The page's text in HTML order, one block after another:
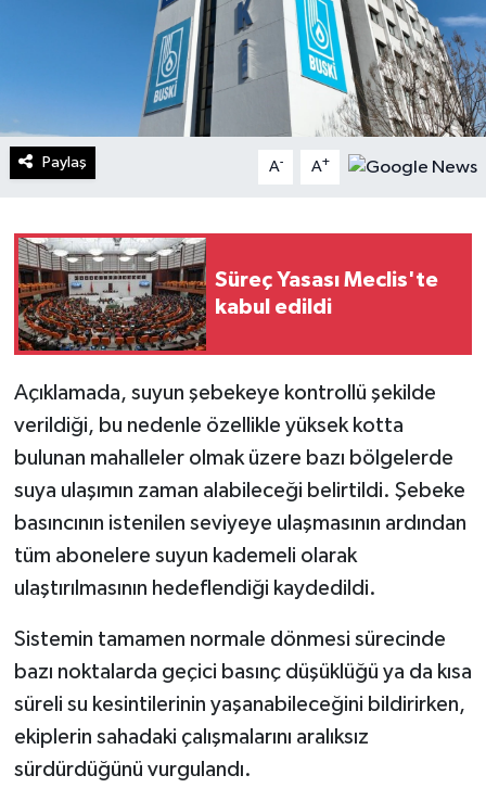
Paylaş A- A+
Süreç Yasası Meclis'te
kabul edildi
Açıklamada, suyun şebekeye kontrollü şekilde
verildiği, bu nedenle özellikle yüksek kotta
bulunan mahalleler olmak üzere bazı bölgelerde
suya ulaşımın zaman alabileceği belirtildi. Şebeke
basıncının istenilen seviyeye ulaşmasının ardından
tüm abonelere suyun kademeli olarak
ulaştırılmasının hedeflendiği kaydedildi.
Sistemin tamamen normale dönmesi sürecinde
bazı noktalarda geçici basınç düşüklüğü ya da kısa
süreli su kesintilerinin yaşanabileceğini bildirirken,
ekiplerin sahadaki çalışmalarını aralıksız
sürdürdüğünü vurgulandı.